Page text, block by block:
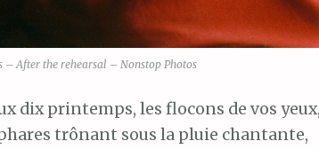
– After the rehearsal – Nonstop Photos
dix printemps, les flocons de vos
trônant sous la pluie chantante,